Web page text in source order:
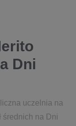
Dni
uczelnia na
średnich na Dni